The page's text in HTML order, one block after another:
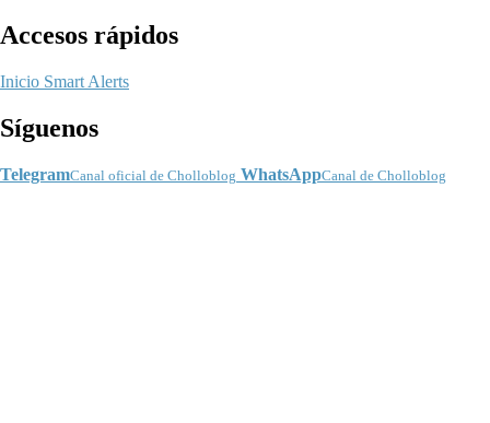
Accesos rápidos
Inicio Smart Alerts
Síguenos
TelegramCanal oficial de Cholloblog WhatsAppCanal de Cholloblog